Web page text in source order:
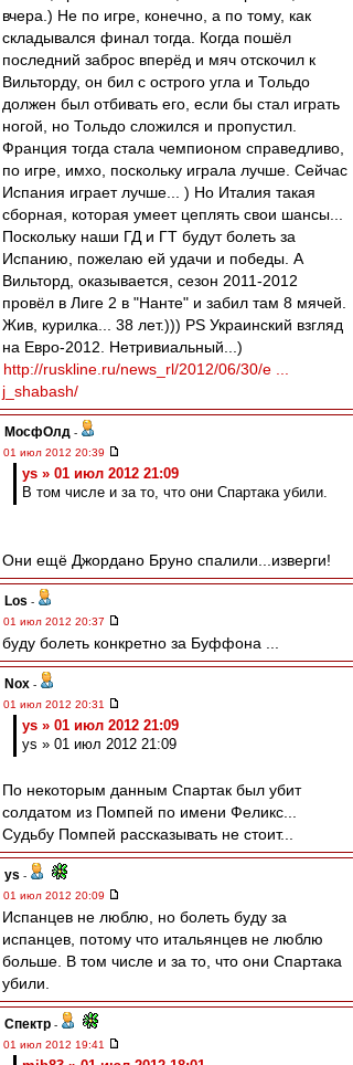
вчера.) Не по игре, конечно, а по тому, как
складывался финал тогда. Когда пошёл
последний заброс вперёд и мяч отскочил к
Вильторду, он бил с острого угла и Тольдо
должен был отбивать его, если бы стал играть
ногой, но Тольдо сложился и пропустил.
Франция тогда стала чемпионом справедливо,
по игре, имхо, поскольку играла лучше. Сейчас
Испания играет лучше... ) Но Италия такая
сборная, которая умеет цеплять свои шансы...
Поскольку наши ГД и ГТ будут болеть за
Испанию, пожелаю ей удачи и победы. А
Вильторд, оказывается, сезон 2011-2012
провёл в Лиге 2 в "Нанте" и забил там 8 мячей.
Жив, курилка... 38 лет.))) PS Украинский взгляд
на Евро-2012. Нетривиальный...)
http://ruskline.ru/news_rl/2012/06/30/e ...
j_shabash/
МосфОлд -
01 июл 2012 20:39
ys » 01 июл 2012 21:09
В том числе и за то, что они Спартака убили.
Они ещё Джордано Бруно спалили...изверги!
Los -
01 июл 2012 20:37
буду болеть конкретно за Буффона ...
Nox -
01 июл 2012 20:31
ys » 01 июл 2012 21:09
ys » 01 июл 2012 21:09
По некоторым данным Спартак был убит
солдатом из Помпей по имени Феликс...
Судьбу Помпей рассказывать не стоит...
ys -
01 июл 2012 20:09
Испанцев не люблю, но болеть буду за
испанцев, потому что итальянцев не люблю
больше. В том числе и за то, что они Спартака
убили.
Спектр -
01 июл 2012 19:41